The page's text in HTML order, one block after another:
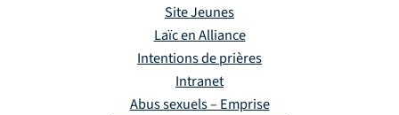
Site Jeunes
Laïc en Alliance
Intentions de prières
Intranet
Abus sexuels – Emprise